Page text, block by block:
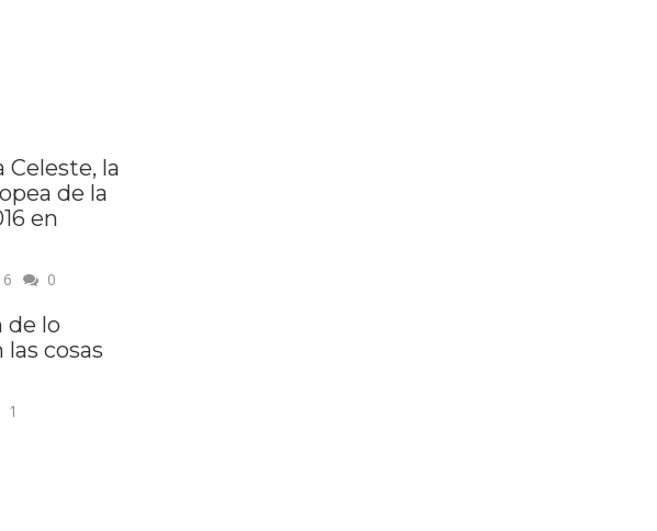
Celeste, la
de la
en
0
de lo
cosas
1